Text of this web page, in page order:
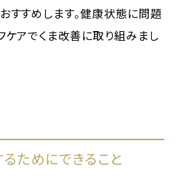
すすめします。健康状態に問題
ケアでくま改善に取り組みまし
ためにできること